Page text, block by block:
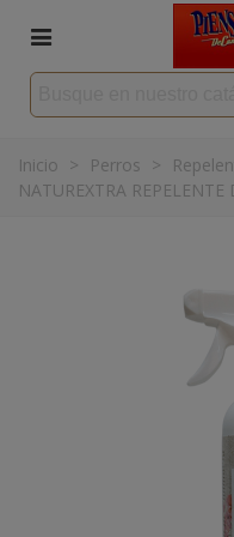
Inicio > Perros >
NATUREXTRA REPELENTE